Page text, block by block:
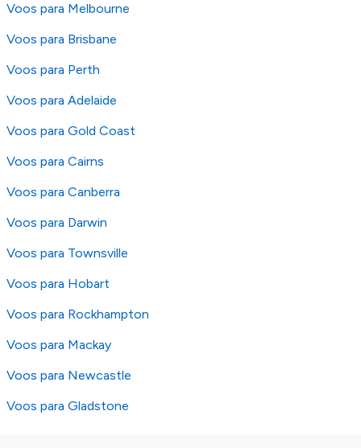
Voos para Melbourne
Voos para Brisbane
Voos para Perth
Voos para Adelaide
Voos para Gold Coast
Voos para Cairns
Voos para Canberra
Voos para Darwin
Voos para Townsville
Voos para Hobart
Voos para Rockhampton
Voos para Mackay
Voos para Newcastle
Voos para Gladstone